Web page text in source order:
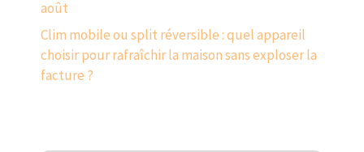
août
Clim mobile ou split réversible : quel appareil
choisir pour rafraîchir la maison sans exploser la
facture ?